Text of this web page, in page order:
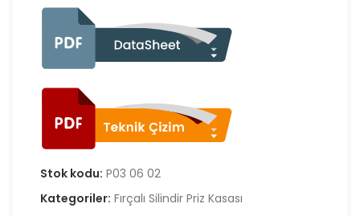
Stok kodu: P03 06 02
Kategoriler: Fırçalı Silindir Priz Kasası